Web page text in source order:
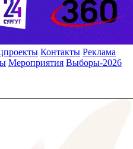
Контакты Реклама
Мероприятия Выборы-2026